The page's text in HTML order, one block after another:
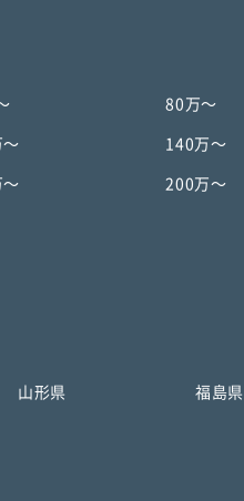
80万〜
〜 140万〜
〜 200万〜
山形県 福島県